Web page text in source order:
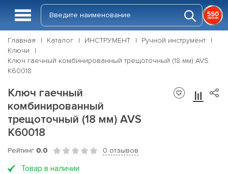
Главная Каталог ИНСТРУМЕНТ
Ручной инструмент
Ключи
Ключ гаечный комбинированный трещоточный (18 мм) AVS
K60018
Ключ гаечный
комбинированный
трещоточный (18 мм) AVS
K60018
Рейтинг 0.0 0 отзывов
Товар в наличии